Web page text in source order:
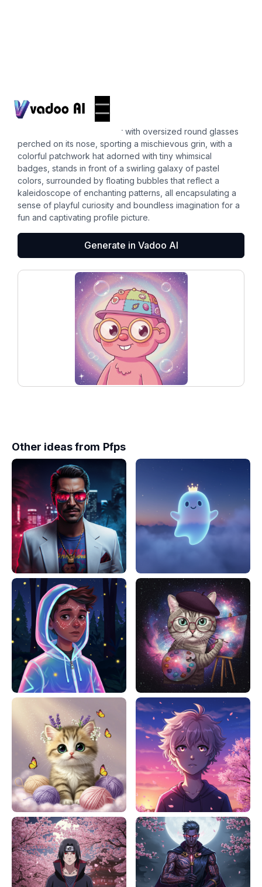
cartoon pfp
A vibrant cartoon character with oversized round glasses
perched on its nose, sporting a mischievous grin, with a
colorful patchwork hat adorned with tiny whimsical
badges, stands in front of a swirling galaxy of pastel
colors, surrounded by floating bubbles that reflect a
kaleidoscope of enchanting patterns, all encapsulating a
sense of playful curiosity and boundless imagination for a
fun and captivating profile picture.
Generate in Vadoo AI
Other ideas from Pfps